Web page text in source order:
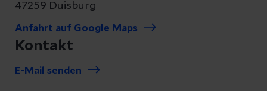
47259 Duisburg
Anfahrt auf Google Maps
Kontakt
E-Mail senden